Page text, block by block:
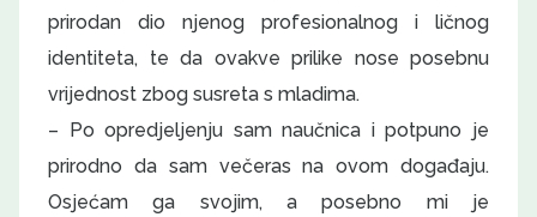
prirodan dio njenog profesionalnog i ličnog
identiteta, te da ovakve prilike nose posebnu
vrijednost zbog susreta s mladima.
– Po opredjeljenju sam naučnica i potpuno je
prirodno da sam večeras na ovom događaju.
Osjećam ga svojim, a posebno mi je